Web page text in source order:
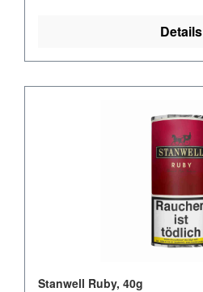
Details
Stanwell Ruby, 40g